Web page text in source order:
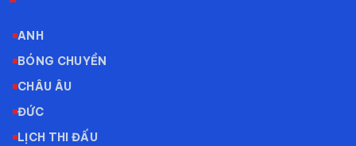
ANH
BÓNG CHUYỀN
CHÂU ÂU
ĐỨC
LỊCH THI ĐẤU